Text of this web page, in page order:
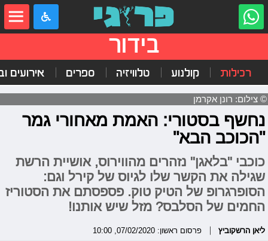
בידור
רכילות קולנוע טלוויזיה ספרים אירועים
© צילום: רונן אקרמן
נחשף בסטורי: האמת מאחורי גמר
"הכוכב הבא"
כוכבי "בלאגן" נזהרים מהווירוס, אושיית הרשת
שגילה את הקשר שלו לגיוס של קירל וגם:
הסופרגרופ של הטיק טוק. פספסתם את הסטוריז
החמים של הסלבס? מזל שיש אותנו!
ליאן הרשקוביץ פרסום ראשון: 07/02/2020, 10:00